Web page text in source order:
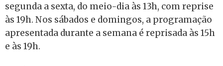
segunda a sexta, do meio-dia às 13h, com reprise
às 19h. Nos sábados e domingos, a programação
apresentada durante a semana é reprisada às 15h
e às 19h.